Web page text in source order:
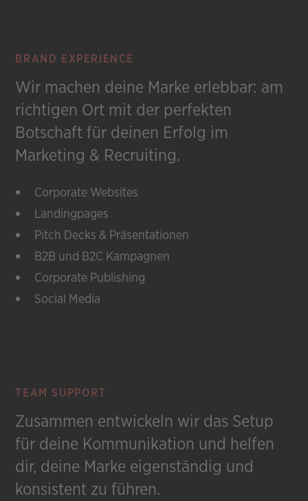
BRAND EXPERIENCE
Wir machen deine Marke erlebbar: am
richtigen Ort mit der perfekten
Botschaft für deinen Erfolg im
Marketing & Recruiting.
Corporate Websites
Landingpages
Pitch Decks & Präsentationen
B2B und B2C Kampagnen
Corporate Publishing
Social Media
TEAM SUPPORT
Zusammen entwickeln wir das Setup
für deine Kommunikation und helfen
dir, deine Marke eigenständig und
konsistent zu führen.